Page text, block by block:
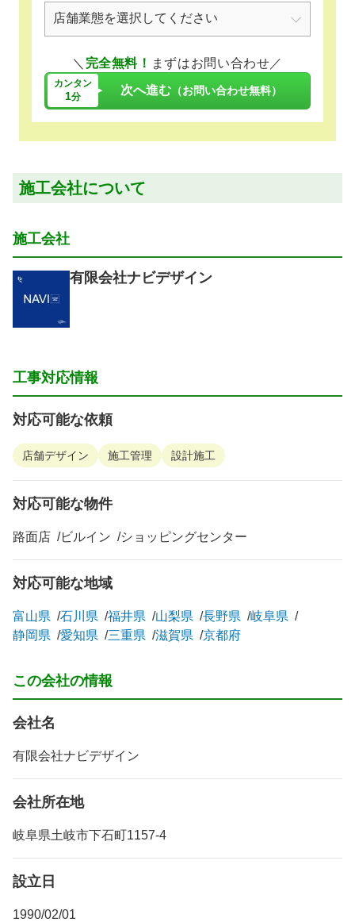
＼ 完全無料！ まずはお問い合わせ／
カンタン
1分 次へ進む （お問い合わせ無料）
施工会社について
施工会社
有限会社ナビデザイン
工事対応情報
対応可能な依頼
店舗デザイン 施工管理 設計施工
対応可能な物件
路面店 ビルイン ショッピングセンター
対応可能な地域
富山県 石川県 福井県 山梨県 長野県
岐阜県
静岡県
愛知県 三重県 滋賀県 京都府
この会社の情報
会社名
有限会社ナビデザイン
会社所在地
岐阜県土岐市下石町1157-4
設立日
1990/02/01